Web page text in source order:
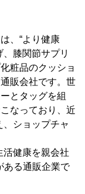
、“より健康
膝関節サプリ
粧品のクッショ
販会社です。世
とタッグを組
なっており、近
ショップチャ
活健康を親会社
ある通販企業で